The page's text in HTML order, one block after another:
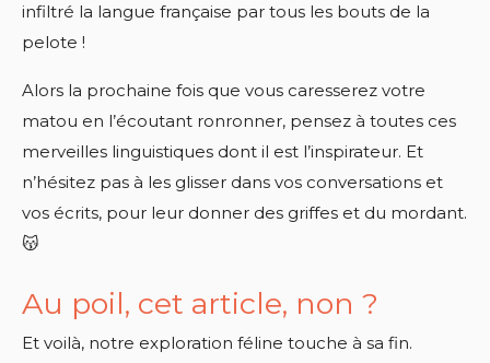
infiltré la langue française par tous les bouts de la
pelote !
Alors la prochaine fois que vous caresserez votre
matou en l’écoutant ronronner, pensez à toutes ces
merveilles linguistiques dont il est l’inspirateur. Et
n’hésitez pas à les glisser dans vos conversations et
vos écrits, pour leur donner des griffes et du mordant.
😽
Au poil, cet article, non ?
Et voilà, notre exploration féline touche à sa fin.